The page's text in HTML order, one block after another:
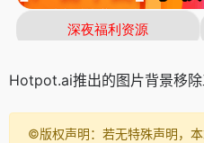
Hotpot.ai推出的图片背景移
©️版权声明：若无特殊声明，